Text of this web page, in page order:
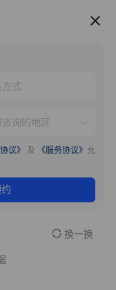
服务推荐
议》 及 《服务协议》 允
换一换